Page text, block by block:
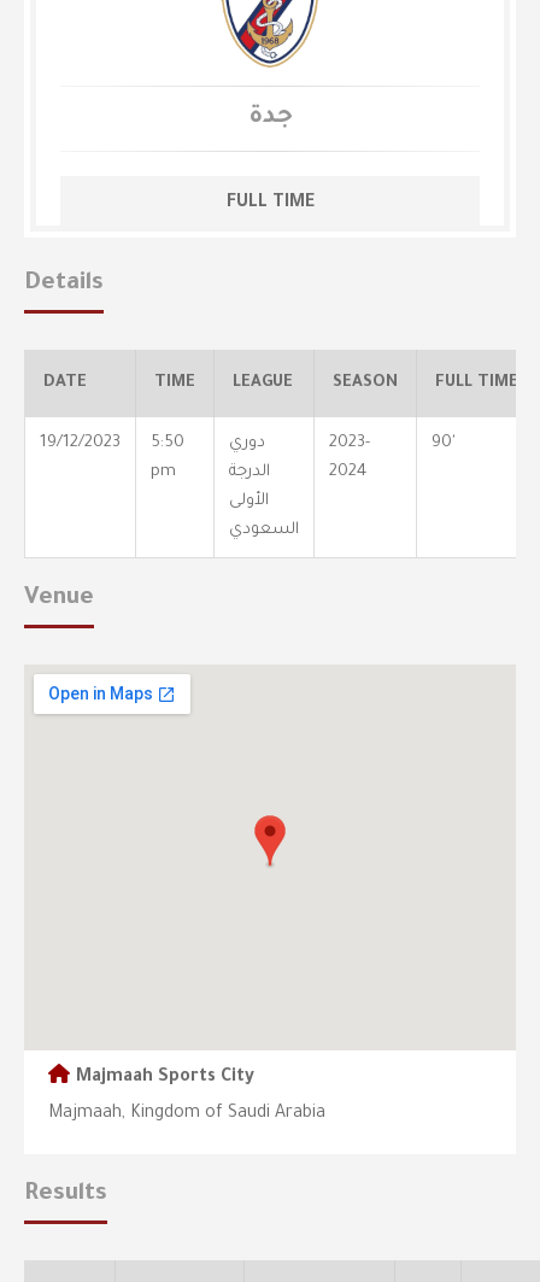
جدة
FULL TIME
Details
DATE TIME LEAGUE SEASON FULL TIME
19/12/2023
5:50
pm
دوري
الدرجة
الأولى
السعودي
2023-
2024
90'
Venue
Majmaah Sports City
Majmaah, Kingdom of Saudi Arabia
Results